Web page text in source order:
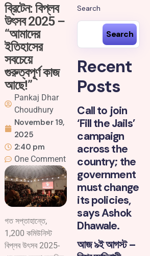
ব্রিটেন: বিপ্লব
উৎসব 2025 –
“আমাদের
ইতিহাসের
সবচেয়ে
গুরুত্বপূর্ণ কাজ
আছে!”
Pankaj Dhar
Choudhury
November 19,
2025
2:40 pm
One Comment
গত সপ্তাহান্তে,
1,200 কমিউনিস্ট
বিপ্লব উৎসব 2025-
Search
Search
Recent
Posts
Call to join
‘Fill the Jails’
campaign
across the
country; the
government
must change
its policies,
says Ashok
Dhawale.
আজ ৯ই আগস্ট –